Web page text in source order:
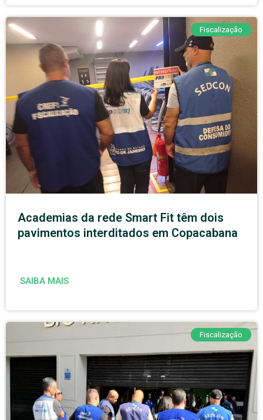
Fiscalização
Academias da rede Smart Fit têm dois
pavimentos interditados em Copacabana
SAIBA MAIS
Fiscalização